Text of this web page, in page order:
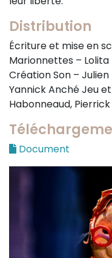
Distribution
Écriture et mise en
Marionnettes – Lolita
Création Son –
Yannick Anché Jeu
Habonneaud,
Document